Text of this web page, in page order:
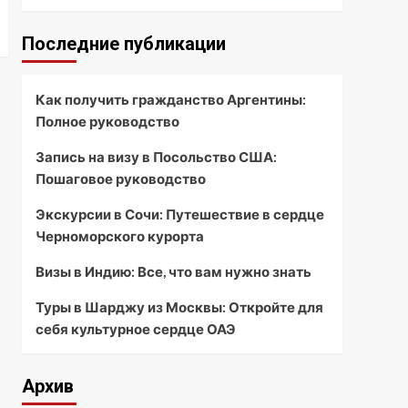
Последние публикации
Как получить гражданство Аргентины:
Полное руководство
Запись на визу в Посольство США:
Пошаговое руководство
Экскурсии в Сочи: Путешествие в сердце
Черноморского курорта
Визы в Индию: Все, что вам нужно знать
Туры в Шарджу из Москвы: Откройте для
себя культурное сердце ОАЭ
Архив